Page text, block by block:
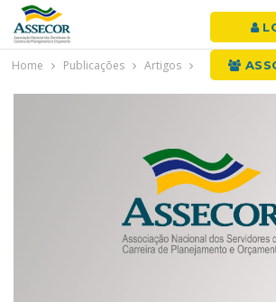
Home Publicações Artigos